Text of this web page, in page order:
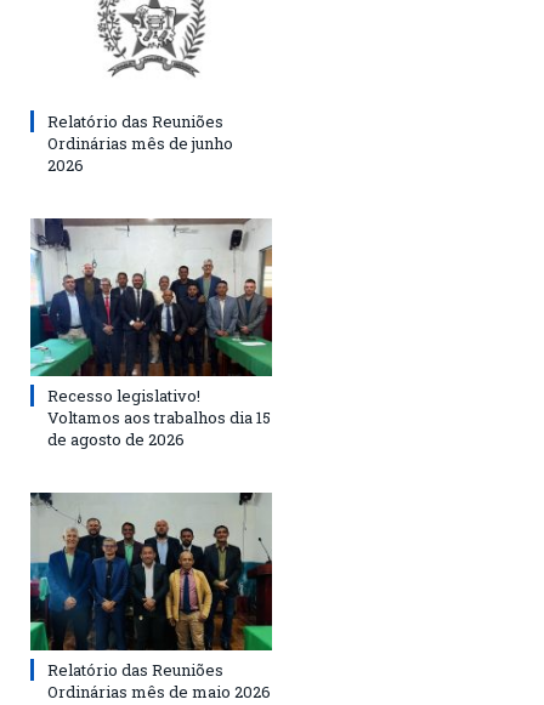
Relatório das Reuniões
Ordinárias mês de junho
2026
Recesso legislativo!
Voltamos aos trabalhos dia 15
de agosto de 2026
Relatório das Reuniões
Ordinárias mês de maio 2026